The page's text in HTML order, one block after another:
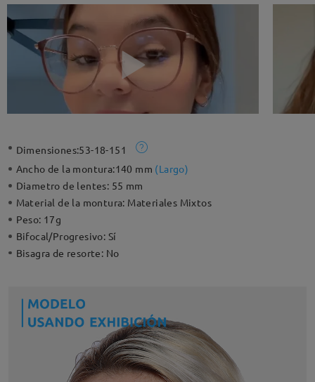
Dimensiones:53-18-151
Ancho de la montura:140 mm (Largo)
Diametro de lentes: 55 mm
Material de la montura: Materiales Mixtos
Peso: 17g
Bifocal/Progresivo: Sí
Bisagra de resorte: No